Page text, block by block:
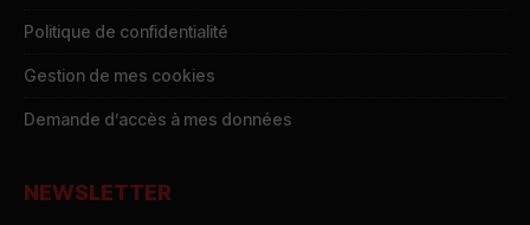
Politique de confidentialité
Gestion de mes cookies
Demande d’accès à mes données
NEWSLETTER